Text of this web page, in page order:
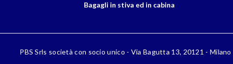
Bagagli in stiva ed in cabina
PBS Srls società con socio unico - Via Bagutta 13, 20121 - Milano